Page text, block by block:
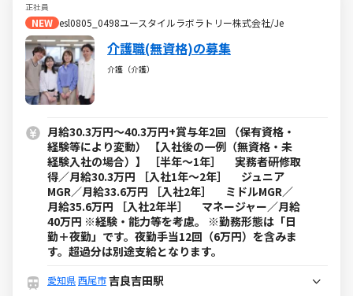
正社員
NEW esl0805_0498ユースタイルラボラトリー株式会社/Je
介護職(無資格)の募集
介護（介護）
月給30.3万円～40.3万円+賞与年2回 （保有資格・
経験等により変動） 【入社後の一例（無資格・未
経験入社の場合）】 ［半年～1年］ 実務者研修取
得／月給30.3万円 ［入社1年～2年］ ジュニア
MGR／月給33.6万円 ［入社2年］ ミドルMGR／
月給35.6万円 ［入社2年半］ マネージャー／月給
40万円 ※経験・能力等を考慮。 ※勤務形態は「日
勤＋夜勤」です。夜勤手当12回（6万円）を含みま
す。超過分は別途支給となります。
愛知県西尾市吉良吉田駅